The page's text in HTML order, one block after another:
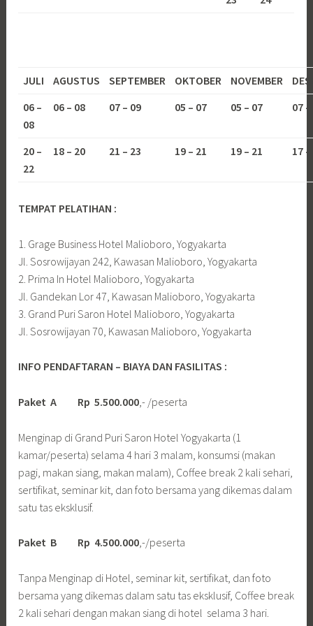
JULI AGUSTUS SEPTEMBER OKTOBER NOVEMBER
06 –
08
06 – 08 07 – 09 05 – 07 05 – 07 07
20 –
22
18 – 20 21 – 23 19 – 21 19 – 21 17
TEMPAT PELATIHAN :
1. Grage Business Hotel Malioboro, Yogyakarta
Jl. Sosrowijayan 242, Kawasan Malioboro, Yogyakarta
2. Prima In Hotel Malioboro, Yogyakarta
Jl. Gandekan Lor 47, Kawasan Malioboro, Yogyakarta
3. Grand Puri Saron Hotel Malioboro, Yogyakarta
Jl. Sosrowijayan 70, Kawasan Malioboro, Yogyakarta
INFO PENDAFTARAN – BIAYA DAN FASILITAS :
Paket A Rp 5.500.000 ,- /peserta
Menginap di Grand Puri Saron Hotel Yogyakarta (1
kamar/peserta) selama 4 hari 3 malam, konsumsi (makan
pagi, makan siang, makan malam), Coffee break 2 kali sehari,
sertifikat, seminar kit, dan foto bersama yang dikemas dalam
satu tas eksklusif.
Paket B Rp 4.500.000,-/peserta
Tanpa Menginap di Hotel, seminar kit, sertifikat, dan foto
bersama yang dikemas dalam satu tas eksklusif, Coffee break
2 kali sehari dengan makan siang di hotel selama 3 hari.